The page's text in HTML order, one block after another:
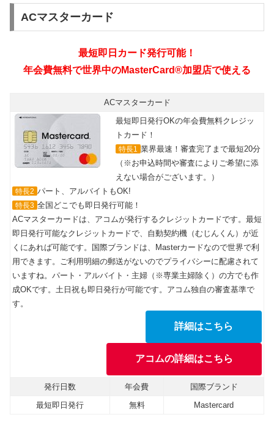
ACマスターカード
ACマスターカード
最短即日発行OKの年会費無料クレジッ
トカード！
特長1 業界最速！審査完了まで最短20分
（※お申込時間や審査によりご希望に添
えない場合がございます。）
特長2 パート、アルバイトもOK!
特長3 全国どこでも即日発行可能！
ACマスターカードは、アコムが発行するクレジットカードです。最短
即日発行可能なクレジットカードで、自動契約機（むじんくん）が近
くにあれば可能です。国際ブランドは、Masterカードなので世界で利
用できます。ご利用明細の郵送がないのでプライバシーに配慮されて
いますね。パート・アルバイト・主婦（※専業主婦除く）の方でも作
成OKです。土日祝も即日発行が可能です。アコム独自の審査基準で
す。
詳細はこちら
アコムの詳細はこちら
発行日数 年会費
国際ブランド
最短即日発行
無料 Mastercard